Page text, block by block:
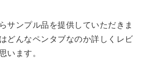
サンプル品を提供していただきま
どんなペンタブなのか詳しくレビ
います。